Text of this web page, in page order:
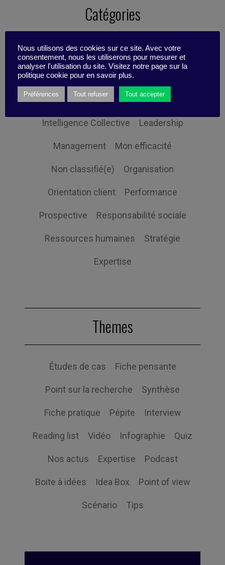
Catégories
Changement Digital
Economie et société Globalisation
Gouvernance Innovation
Intelligence Collective Leadership
Management Mon efficacité
Non classifié(e) Organisation
Orientation client Performance
Prospective Responsabilité sociale
Ressources humaines Stratégie
Expertise
Themes
Études de cas Fiche pensante
Point sur la recherche Synthèse
Fiche pratique Pépite Interview
Reading list Vidéo Infographie Quiz
Nos actus Expertise Podcast
Boite à idées Idea Box Point of view
Scénario Tips
Nous utilisons des cookies sur ce site. Avec votre
consentement, nous les utiliserons pour mesurer et
analyser l'utilisation du site. Visitez notre page sur la
politique cookie pour en savoir plus.
Préférences Tout refuser Tout accepter